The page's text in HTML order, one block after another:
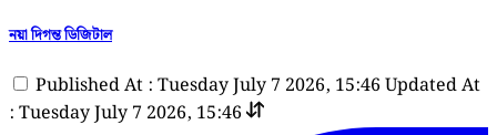
নয়া দিগন্ত ডিজিটাল
Published At : Tuesday July 7 2026, 15:46 Updated At
: Tuesday July 7 2026, 15:46